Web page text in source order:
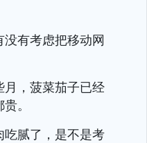
有考虑把移动网
，菠菜茄子已经
。
腻了，是不是考